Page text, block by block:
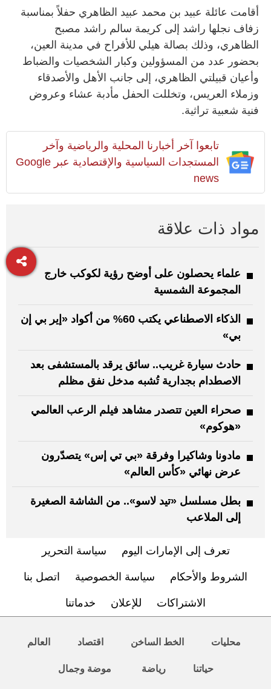
أقامت عائلة عبيد بن محمد عبيد الظاهري حفلاً بمناسبة
زفاف نجلها راشد إلى كريمة سالم راشد مصبح
الظاهري، وذلك بصالة هيلي للأفراح في مدينة العين،
بحضور عدد من المسؤولين وكبار الشخصيات والضباط
وأعيان قبيلتي الظاهري، إلى جانب الأهل والأصدقاء
وزملاء العريس، وتخللت الحفل مأدبة عشاء وعروض
فنية شعبية تراثية.
تابعوا آخر أخبارنا المحلية والرياضية وآخر
المستجدات السياسية والإقتصادية عبر Google
news
مواد ذات علاقة
علماء يحصلون على أوضح رؤية لكوكب خارج
المجموعة الشمسية
الذكاء الاصطناعي يكتب 60% من أكواد «إير بي إن
بي»
حادث سيارة غريب.. سائق يرقد بالمستشفى بعد
الاصطدام بجدارية تُشبه مدخل نفق مظلم
صحراء العين تتصدر مشاهد فيلم الرعب العالمي
«هوكوم»
مادونا وشاكيرا وفرقة «بي تي إس» يتصدّرون
عرض نهائي «كأس العالم»
بطل مسلسل «تيد لاسو».. من الشاشة الصغيرة
إلى الملاعب
تعرف إلى الإمارات اليوم سياسة التحرير
الشروط والأحكام سياسة الخصوصية اتصل بنا
الاشتراكات للإعلان خدماتنا
محليات الخط الساخن اقتصاد العالم
حياتنا رياضة موضة وجمال